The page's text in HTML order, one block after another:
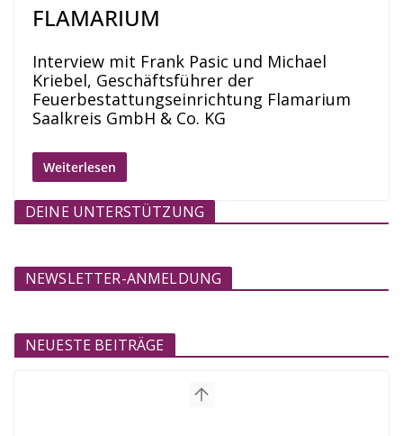
FLAMARIUM
Interview mit Frank Pasic und Michael
Kriebel, Geschäftsführer der
Feuerbestattungseinrichtung Flamarium
Saalkreis GmbH & Co. KG
Weiterlesen
DEINE UNTERSTÜTZUNG
NEWSLETTER-ANMELDUNG
NEUESTE BEITRÄGE